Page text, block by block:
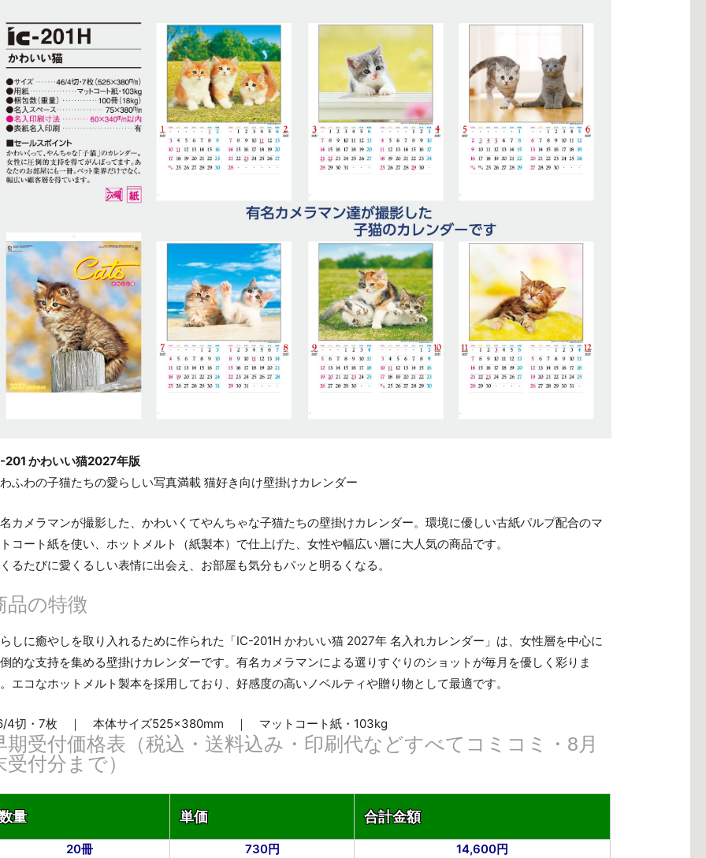
201 かわいい猫2027年版
ふわの子猫たちの愛らしい写真満載 猫好き向け壁掛けカレンダー
カメラマンが撮影した、かわいくてやんちゃな子猫たちの壁掛けカレンダー。環境に優しい古紙パルプ配合のマ
コート紙を使い、ホットメルト（紙製本）で仕上げた、女性や幅広い層に大人気の商品です。
るたびに愛くるしい表情に出会え、お部屋も気分もパッと明るくなる。
品の特徴
しに癒やしを取り入れるために作られた「IC-201H かわいい猫 2027年 名入れカレンダー」は、女性層を中心に
的な支持を集める壁掛けカレンダーです。有名カメラマンによる選りすぐりのショットが毎月を優しく彩りま
エコなホットメルト製本を採用しており、好感度の高いノベルティや贈り物として最適です。
4切・7枚 ｜ 本体サイズ525×380mm ｜ マットコート紙・103kg
期受付価格表（税込・送料込み・印刷代などすべてコミコミ・8月
受付分まで）
量 単価 合計金額
20冊 730円
14,600円